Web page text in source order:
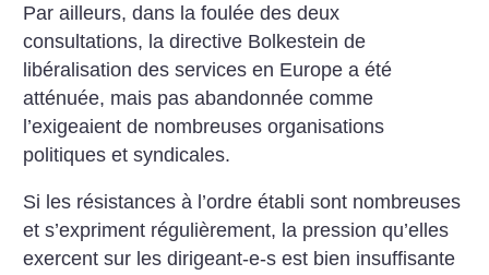
Par ailleurs, dans la foulée des deux
consultations, la directive Bolkestein de
libéralisation des services en Europe a été
atténuée, mais pas abandonnée comme
l’exigeaient de nombreuses organisations
politiques et syndicales.
Si les résistances à l’ordre établi sont nombreuses
et s’expriment régulièrement, la pression qu’elles
exercent sur les dirigeant-e-s est bien insuffisante